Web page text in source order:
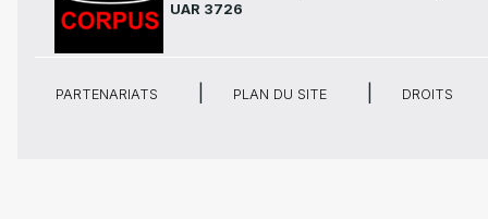
UAR 3726
PARTENARIATS PLAN DU SITE DROITS